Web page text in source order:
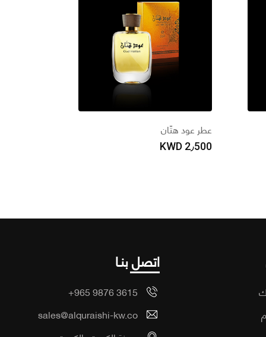
عطر عود هتّان
2٫500 KWD
اتصل بنـا
+965 9876 3615
sales@alquraishi-kw.co